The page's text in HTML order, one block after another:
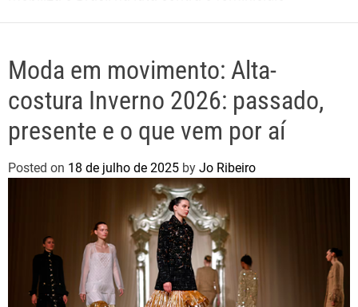
Moda em movimento: Alta-
costura Inverno 2026: passado,
presente e o que vem por aí
Posted on 18 de julho de 2025 by Jo Ribeiro